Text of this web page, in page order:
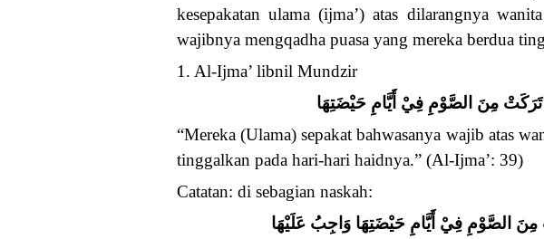
kesepakatan ulama (ijma’) atas dilarangnya
wajibnya mengqadha puasa yang mereka berdua
1. Al-Ijma’ libnil Mundzir
تَرَكَتْ مِنَ الصَّوْمِ فِيْ أَيَّامِ حَيْضَتِهَا
“Mereka (Ulama) sepakat bahwasanya wajib atas
tinggalkan pada hari-hari haidnya.” (Al-Ijma’: 39)
Catatan: di sebagian naskah:
الصَّوْمِ فِيْ أَيَّامِ حَيْضَتِهَا وَاجِبُ عَلَيْهَا